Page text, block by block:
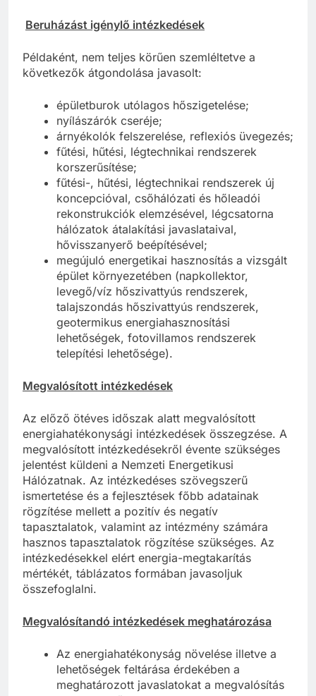
Beruházást igénylő intézkedések
Példaként, nem teljes körűen szemléltetve a
következők átgondolása javasolt:
épületburok utólagos hőszigetelése;
nyílászárók cseréje;
árnyékolók felszerelése, reflexiós üvegezés;
fűtési, hűtési, légtechnikai rendszerek
korszerűsítése;
fűtési-, hűtési, légtechnikai rendszerek új
koncepcióval, csőhálózati és hőleadói
rekonstrukciók elemzésével, légcsatorna
hálózatok átalakítási javaslataival,
hővisszanyerő beépítésével;
megújuló energetikai hasznosítás a vizsgált
épület környezetében (napkollektor,
levegő/víz hőszivattyús rendszerek,
talajszondás hőszivattyús rendszerek,
geotermikus energiahasznosítási
lehetőségek, fotovillamos rendszerek
telepítési lehetősége).
Megvalósított intézkedések
Az előző ötéves időszak alatt megvalósított
energiahatékonysági intézkedések összegzése. A
megvalósított intézkedésekről évente szükséges
jelentést küldeni a Nemzeti Energetikusi
Hálózatnak. Az intézkedéses szövegszerű
ismertetése és a fejlesztések főbb adatainak
rögzítése mellett a pozitív és negatív
tapasztalatok, valamint az intézmény számára
hasznos tapasztalatok rögzítése szükséges. Az
intézkedésekkel elért energia-megtakarítás
mértékét, táblázatos formában javasoljuk
összefoglalni.
Megvalósítandó intézkedések meghatározása
Az energiahatékonyság növelése illetve a
lehetőségek feltárása érdekében a
meghatározott javaslatokat a megvalósítás